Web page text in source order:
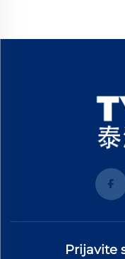
Prijavite